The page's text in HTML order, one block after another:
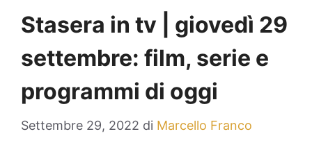
Stasera in tv | giovedì 29
settembre: film, serie e
programmi di oggi
Settembre 29, 2022 di Marcello Franco